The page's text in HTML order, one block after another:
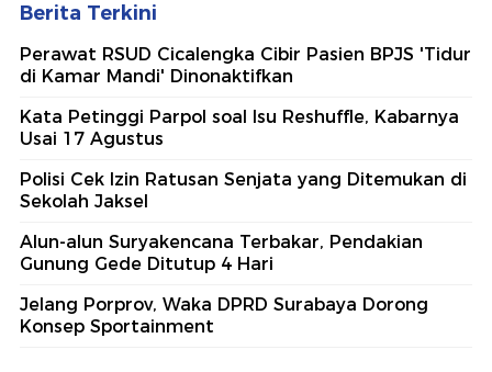
Berita Terkini
Perawat RSUD Cicalengka Cibir Pasien BPJS 'Tidur
di Kamar Mandi' Dinonaktifkan
Kata Petinggi Parpol soal Isu Reshuffle, Kabarnya
Usai 17 Agustus
Polisi Cek Izin Ratusan Senjata yang Ditemukan di
Sekolah Jaksel
Alun-alun Suryakencana Terbakar, Pendakian
Gunung Gede Ditutup 4 Hari
Jelang Porprov, Waka DPRD Surabaya Dorong
Konsep Sportainment